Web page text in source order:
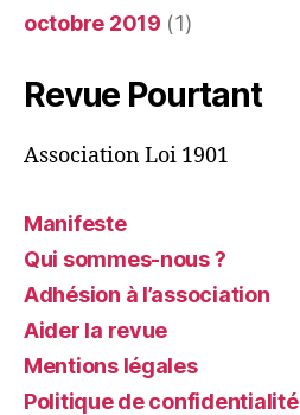
octobre 2019 (1)
Revue Pourtant
Association Loi 1901
Manifeste
Qui sommes-nous ?
Adhésion à l’association
Aider la revue
Mentions légales
Politique de confidentialité